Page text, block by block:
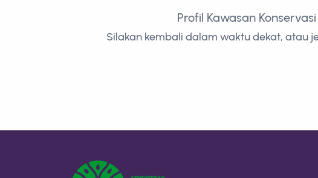
Profil Kawasan
Silakan kembali dalam waktu dekat, atau